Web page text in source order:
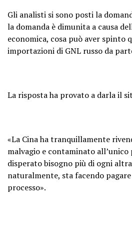
Gli analisti si sono posti la
la domanda è dimunita a causa
economica, cosa può aver spinto
importazioni di GNL russo da
La risposta ha provato a darla il
«La Cina ha tranquillamente
malvagio e contaminato all’unico
disperato bisogno più di ogni altra
naturalmente, sta facendo
processo».